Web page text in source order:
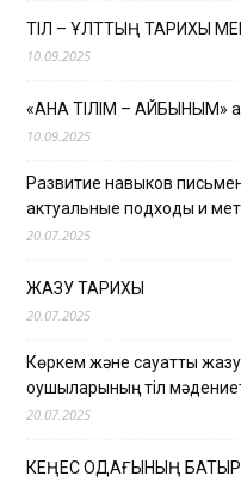
ТІЛ – ҰЛТТЫҢ ТАРИХЫ
10.09.2025
«АНА ТІЛІМ – АЙБЫНЫМ»
10.09.2025
Развитие навыков
актуальные подходы и
20.07.2025
ЖАЗУ ТАРИХЫ
20.07.2025
Көркем және сауатты
оқушыларының тіл
20.07.2025
КЕҢЕС ОДАҒЫНЫҢ